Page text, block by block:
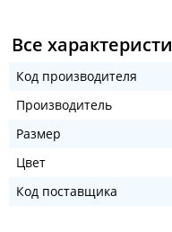
Все
Код производителя
Производитель
Размер
Цвет
Код поставщика